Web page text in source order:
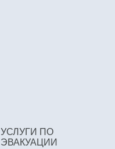
УСЛУГИ ПО
ЭВАКУАЦИИ